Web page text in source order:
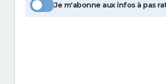
Je m'abonne aux infos à pas